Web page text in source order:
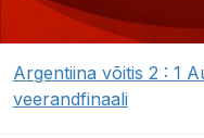
Argentiina võitis 2 : 1
veerandfinaali